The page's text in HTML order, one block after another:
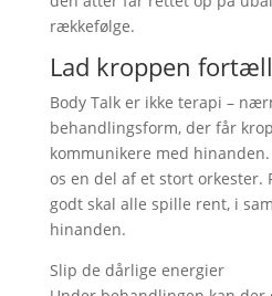
rækkefølge.
Lad kroppen
Body Talk er ikke terapi –
behandlingsform, der får
kommunikere med
os en del af et stort orkester.
godt skal alle spille rent, i
hinanden.
Slip de dårlige energier